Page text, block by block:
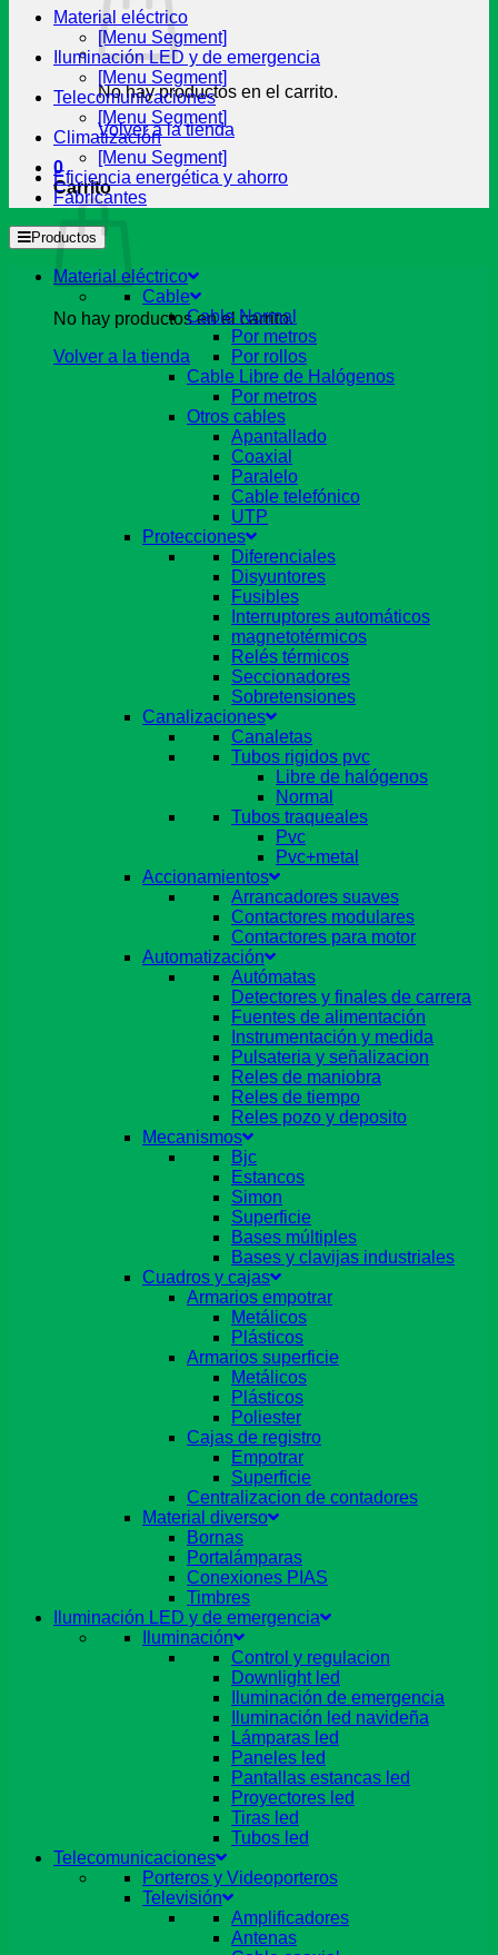
No hay productos en el carrito.
Volver a la tienda
0
Carrito
No hay productos en el carrito.
Volver a la tienda
Material eléctrico
[Menu Segment]
Iluminación LED y de emergencia
[Menu Segment]
Telecomunicaciones
[Menu Segment]
Climatización
[Menu Segment]
Eficiencia energética y ahorro
Fabricantes
Productos
Material eléctrico
Cable
Cable Normal
Por metros
Por rollos
Cable Libre de Halógenos
Por metros
Otros cables
Apantallado
Coaxial
Paralelo
Cable telefónico
UTP
Protecciones
Diferenciales
Disyuntores
Fusibles
Interruptores automáticos
magnetotérmicos
Relés térmicos
Seccionadores
Sobretensiones
Canalizaciones
Canaletas
Tubos rigidos pvc
Libre de halógenos
Normal
Tubos traqueales
Pvc
Pvc+metal
Accionamientos
Arrancadores suaves
Contactores modulares
Contactores para motor
Automatización
Autómatas
Detectores y finales de carrera
Fuentes de alimentación
Instrumentación y medida
Pulsateria y señalizacion
Reles de maniobra
Reles de tiempo
Reles pozo y deposito
Mecanismos
Bjc
Estancos
Simon
Superficie
Bases múltiples
Bases y clavijas industriales
Cuadros y cajas
Armarios empotrar
Metálicos
Plásticos
Armarios superficie
Metálicos
Plásticos
Poliester
Cajas de registro
Empotrar
Superficie
Centralizacion de contadores
Material diverso
Bornas
Portalámparas
Conexiones PIAS
Timbres
Iluminación LED y de emergencia
Iluminación
Control y regulacion
Downlight led
Iluminación de emergencia
Iluminación led navideña
Lámparas led
Paneles led
Pantallas estancas led
Proyectores led
Tiras led
Tubos led
Telecomunicaciones
Porteros y Videoporteros
Televisión
Amplificadores
Antenas